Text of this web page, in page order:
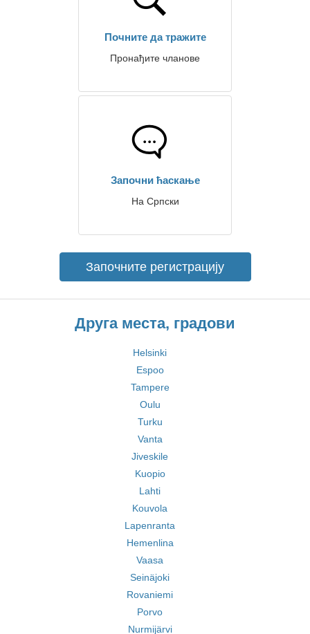
Почните да тражите
Пронађите чланове
Започни ћаскање
На Српски
Започните регистрацију
Друга места, градови
Helsinki
Espoo
Tampere
Oulu
Turku
Vanta
Jiveskile
Kuopio
Lahti
Kouvola
Lapenranta
Hemenlina
Vaasa
Seinäjoki
Rovaniemi
Porvo
Nurmijärvi